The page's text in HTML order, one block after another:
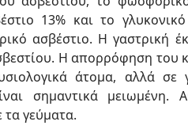
13% και το
ασβέστιο. Η γαστρική
Η απορρόφηση του
άτομα, αλλά σε
σημαντικά μειωμένη.
τα γεύματα.